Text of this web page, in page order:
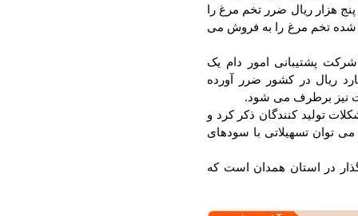
هزار ریال ضرر تخم مرغ را
تخم مرغ را به فروش می
پشتیبانی امور دام یک
ریال در کشور ضرر آورده
نیز برطرف می شود.
تولید کنندگان ذکر کرد و
می توان تسهیلاتی با سودهای
در استان همدان است که